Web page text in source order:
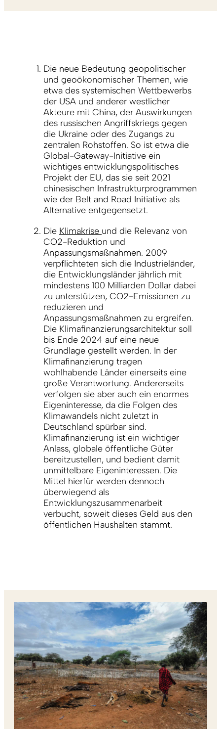
Die neue Bedeutung geopolitischer
und geoökonomischer Themen, wie
etwa des systemischen Wettbewerbs
der USA und anderer westlicher
Akteure mit China, der Auswirkungen
des russischen Angriffskriegs gegen
die Ukraine oder des Zugangs zu
zentralen Rohstoffen. So ist etwa die
Global-Gateway-Initiative ein
wichtiges entwicklungspolitisches
Projekt der EU, das sie seit 2021
chinesischen Infrastrukturprogrammen
wie der Belt and Road Initiative als
Alternative entgegensetzt.
Die Klimakrise und die Relevanz von
CO2-Reduktion und
Anpassungsmaßnahmen. 2009
verpflichteten sich die Industrieländer,
die Entwicklungsländer jährlich mit
mindestens 100 Milliarden Dollar dabei
zu unterstützen, CO2-Emissionen zu
reduzieren und
Anpassungsmaßnahmen zu ergreifen.
Die Klimafinanzierungsarchitektur soll
bis Ende 2024 auf eine neue
Grundlage gestellt werden. In der
Klimafinanzierung tragen
wohlhabende Länder einerseits eine
große Verantwortung. Andererseits
verfolgen sie aber auch ein enormes
Eigeninteresse, da die Folgen des
Klimawandels nicht zuletzt in
Deutschland spürbar sind.
Klimafinanzierung ist ein wichtiger
Anlass, globale öffentliche Güter
bereitzustellen, und bedient damit
unmittelbare Eigeninteressen. Die
Mittel hierfür werden dennoch
überwiegend als
Entwicklungszusammenarbeit
verbucht, soweit dieses Geld aus den
öffentlichen Haushalten stammt.